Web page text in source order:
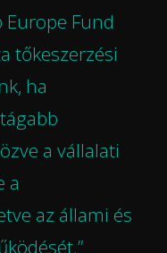
Europe Fund
tőkeszerzési
ha
a vállalati
a
az állami és